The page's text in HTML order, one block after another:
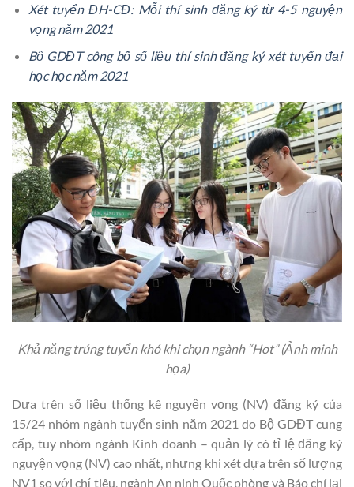
Xét tuyển ĐH-CĐ: Mỗi thí sinh đăng ký từ 4-5 nguyện
vọng năm 2021
Bộ GDĐT công bố số liệu thí sinh đăng ký xét tuyển đại
học học năm 2021
Khả năng trúng tuyển khó khi chọn ngành “Hot” (Ảnh minh
họa)
Dựa trên số liệu thống kê nguyện vọng (NV) đăng ký của
15/24 nhóm ngành tuyển sinh năm 2021 do Bộ GDĐT cung
cấp, tuy nhóm ngành Kinh doanh – quản lý có tỉ lệ đăng ký
nguyện vọng (NV) cao nhất, nhưng khi xét dựa trên số lượng
NV1 so với chỉ tiêu, ngành An ninh Quốc phòng và Báo chí lại